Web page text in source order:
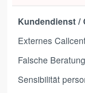
Kundendienst /
Externes
Falsche
Sensibilität